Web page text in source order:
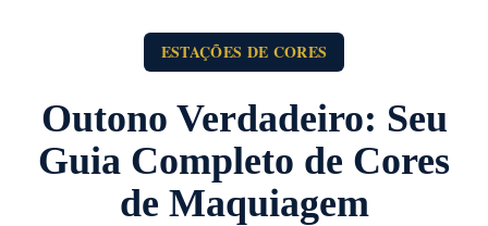
ESTAÇÕES DE CORES
Outono Verdadeiro: Seu
Guia Completo de Cores
de Maquiagem